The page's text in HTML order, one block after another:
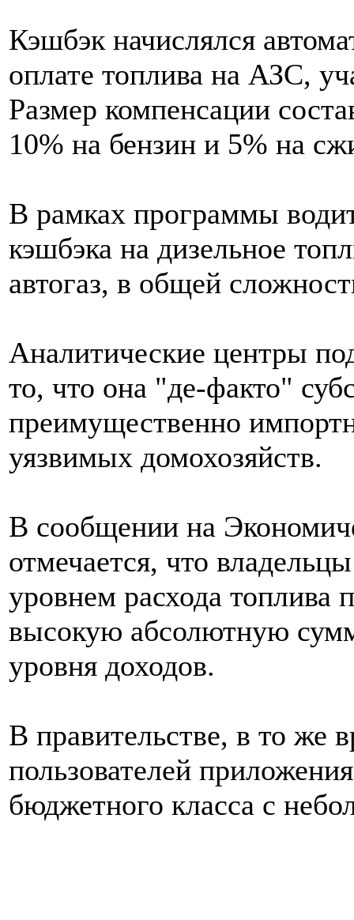
Кэшбэк начислялся
оплате топлива на АЗС,
Размер компенсации
10% на бензин и 5% на
В рамках программы
кэшбэка на дизельное
автогаз, в общей
Аналитические центры
то, что она "де-факто"
преимущественно
уязвимых домохозяйств.
В сообщении на
отмечается, что
уровнем расхода топлива
высокую абсолютную
уровня доходов.
В правительстве, в то же
пользователей
бюджетного класса с